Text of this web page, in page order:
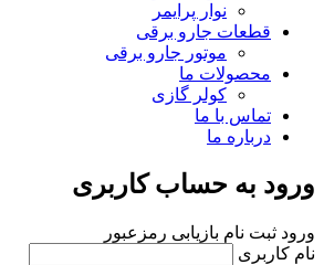
نوار پرایمر
قطعات جارو برقی
موتور جارو برقی
محصولات ما
کولر گازی
تماس با ما
درباره ما
ورود به حساب کاربری
ورود ثبت نام بازیابی رمزعبور
نام کاربری